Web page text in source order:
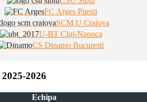
FC Arges Pitesti
SCM U Craiova
U-BT Cluj-Napoca
CS Dinamo Bucuresti
2026
Echipa